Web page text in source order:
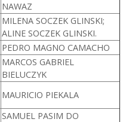
NAWAZ
MILENA SOCZEK GLINSKI;
ALINE SOCZEK GLINSKI.
PEDRO MAGNO CAMACHO
MARCOS GABRIEL
BIELUCZYK
MAURICIO PIEKALA
SAMUEL PASIM DO